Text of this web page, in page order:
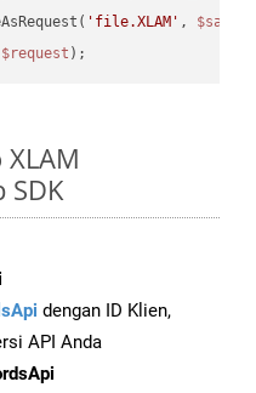
'file.XLAM' ,
$request
SDK
dengan ID Klien,
API Anda